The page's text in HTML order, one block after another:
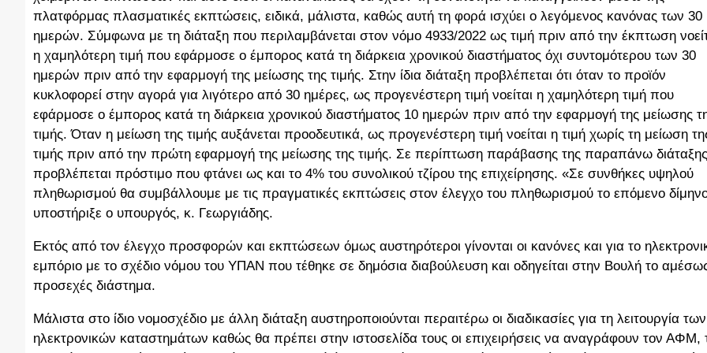
πλατφόρμας πλασματικές εκπτώσεις, ειδικά, μάλιστα, καθώς αυτή τη φορά ισχύει ο λεγόμενος κανόνας των 30
ημερών. Σύμφωνα με τη διάταξη που περιλαμβάνεται στον νόμο 4933/2022 ως τιμή πριν από την έκπτωση
η χαμηλότερη τιμή που εφάρμοσε ο έμπορος κατά τη διάρκεια χρονικού διαστήματος όχι συντομότερου των 30
ημερών πριν από την εφαρμογή της μείωσης της τιμής. Στην ίδια διάταξη προβλέπεται ότι όταν το προϊόν
κυκλοφορεί στην αγορά για λιγότερο από 30 ημέρες, ως προγενέστερη τιμή νοείται η χαμηλότερη τιμή που
εφάρμοσε ο έμπορος κατά τη διάρκεια χρονικού διαστήματος 10 ημερών πριν από την εφαρμογή της μείωσης
τιμής. Όταν η μείωση της τιμής αυξάνεται προοδευτικά, ως προγενέστερη τιμή νοείται η τιμή χωρίς τη μείωση
τιμής πριν από την πρώτη εφαρμογή της μείωσης της τιμής. Σε περίπτωση παράβασης της παραπάνω διάταξης
προβλέπεται πρόστιμο που φτάνει ως και το 4% του συνολικού τζίρου της επιχείρησης. «Σε συνθήκες υψηλού
πληθωρισμού θα συμβάλλουμε με τις πραγματικές εκπτώσεις στον έλεγχο του πληθωρισμού το επόμενο
υποστήριξε ο υπουργός, κ. Γεωργιάδης.
Εκτός από τον έλεγχο προσφορών και εκπτώσεων όμως αυστηρότεροι γίνονται οι κανόνες και για το
εμπόριο με το σχέδιο νόμου του ΥΠΑΝ που τέθηκε σε δημόσια διαβούλευση και οδηγείται στην Βουλή το
προσεχές διάστημα.
Μάλιστα στο ίδιο νομοσχέδιο με άλλη διάταξη αυστηροποιούνται περαιτέρω οι διαδικασίες για τη λειτουργία των
ηλεκτρονικών καταστημάτων καθώς θα πρέπει στην ιστοσελίδα τους οι επιχειρήσεις να αναγράφουν τον ΑΦΜ,